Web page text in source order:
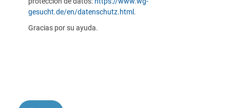
gesucht.de/en/datenschutz.html .
Gracias por su ayuda.